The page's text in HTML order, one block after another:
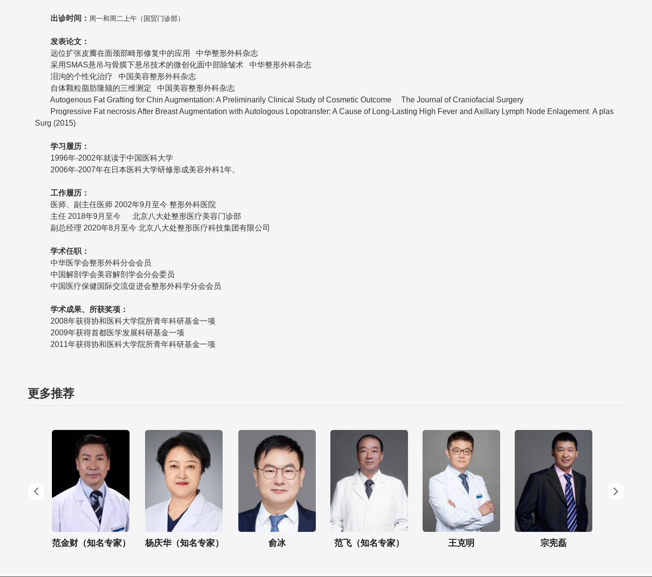
出诊时间： 周一和周二上午（国贸门诊部）
发表论文：
远位扩张皮瓣在面颈部畸形修复中的应用 中华整形外科杂志
采用SMAS悬吊与骨膜下悬吊技术的微创化面中部除皱术 中华整形外科杂志
泪沟的个性化治疗 中国美容整形外科杂志
自体颗粒脂肪隆颏的三维测定 中国美容整形外科杂志
Autogenous Fat Grafting for Chin Augmentation: A Preliminarily Clinical Study of Cosmetic Outcome The Journal of Craniofacial Surgery
Progressive Fat necrosis After Breast Augmentation with Autologous Lopotransfer: A Cause of Long-Lasting High Fever and Axillary Lymph Node Enlagement A plas
Surg (2015)
学习履历：
1996年-2002年就读于中国医科大学
2006年-2007年在日本医科大学研修形成美容外科1年。
工作履历：
医师、副主任医师 2002年9月至今 整形外科医院
主任 2018年9月至今 北京八大处整形医疗美容门诊部
副总经理 2020年8月至今 北京八大处整形医疗科技集团有限公司
学术任职：
中华医学会整形外科分会会员
中国解剖学会美容解剖学会分会委员
中国医疗保健国际交流促进会整形外科学分会会员
学术成果、所获奖项：
2008年获得协和医科大学院所青年科研基金一项
2009年获得首都医学发展科研基金一项
2011年获得协和医科大学院所青年科研基金一项
更多推荐
范金财（知名专家） 杨庆华（知名专家） 俞冰 范飞（知名专家） 王克明 宗宪磊